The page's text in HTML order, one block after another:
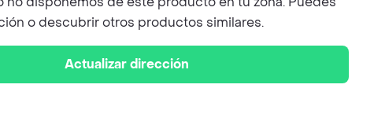
o descubrir otros productos similares.
Actualizar dirección